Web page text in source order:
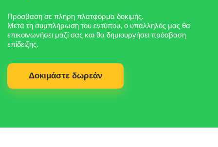
Πρόσβαση σε πλήρη πλατφόρμα δοκιμής.
Μετά τη συμπλήρωση του εντύπου, ο υπάλληλός μας θα
επικοινωνήσει μαζί σας και θα δημιουργήσει πρόσβαση
επίδειξης.
Δοκιμάστε δωρεάν